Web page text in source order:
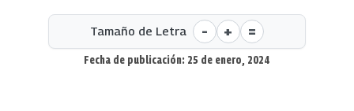
Tamaño de Letra - + =
Fecha de publicación: 25 de enero, 2024